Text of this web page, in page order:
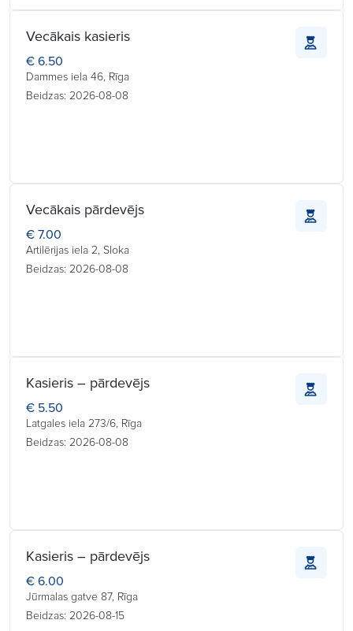
Vecākais kasieris
€ 6.50
Dammes iela 46, Rīga
Beidzas: 2026-08-08
Vecākais pārdevējs
€ 7.00
Artilērijas iela 2, Sloka
Beidzas: 2026-08-08
Kasieris – pārdevējs
€ 5.50
Latgales iela 273/6, Rīga
Beidzas: 2026-08-08
Kasieris – pārdevējs
€ 6.00
Jūrmalas gatve 87, Rīga
Beidzas: 2026-08-15